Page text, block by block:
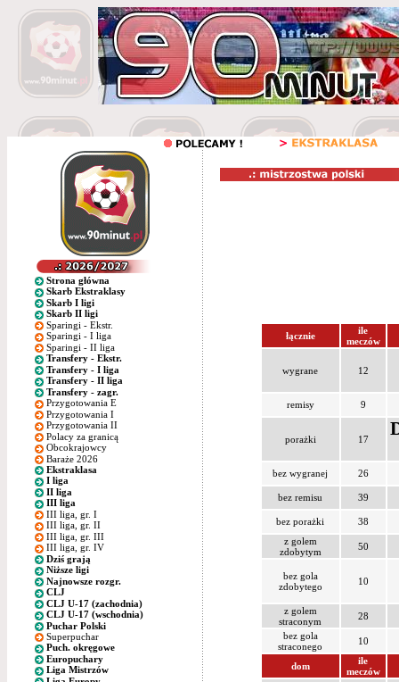
Strona główna
Skarb Ekstraklasy
Skarb I ligi
Skarb II ligi
Sparingi - Ekstr.
Sparingi - I liga
Sparingi - II liga
Transfery - Ekstr.
Transfery - I liga
Transfery - II liga
Transfery - zagr.
Przygotowania E
Przygotowania I
Przygotowania II
Polacy za granicą
Obcokrajowcy
Baraże 2026
Ekstraklasa
I liga
II liga
III liga
III liga, gr. I
III liga, gr. II
III liga, gr. III
III liga, gr. IV
Dziś grają
Niższe ligi
Najnowsze rozgr.
CLJ
CLJ U-17 (zachodnia)
CLJ U-17 (wschodnia)
Puchar Polski
Superpuchar
Puch. okręgowe
Europuchary
Liga Mistrzów
łącznie
ile
meczów
wygrane 12
remisy 9
porażki 17
bez wygranej 26
bez remisu 39
bez porażki
38
z golem
zdobytym
50
bez gola
zdobytego
10
z golem
straconym
28
bez gola
straconego
10
dom
ile
meczów